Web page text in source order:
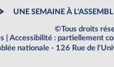
UNE SEMAINE À
©Tous droits
Accessibilité : partiellement
nationale - 126 Rue de